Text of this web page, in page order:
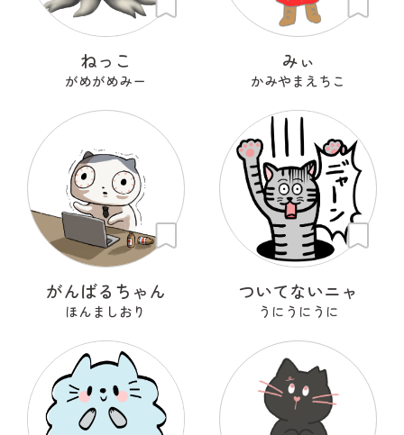
ねっこ
がめがめみー
みぃ
かみやまえちこ
がんばるちゃん
ほんましおり
ついてないニャ
うにうにうに